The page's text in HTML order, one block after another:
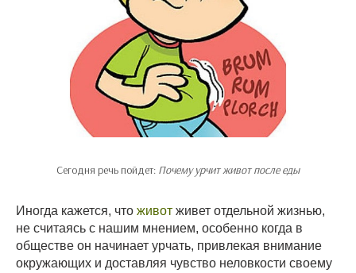
Сегодня речь пойдет: Почему урчит живот после еды
Иногда кажется, что живот живет отдельной жизнью,
не считаясь с нашим мнением, особенно когда в
обществе он начинает урчать, привлекая внимание
окружающих и доставляя чувство неловкости своему